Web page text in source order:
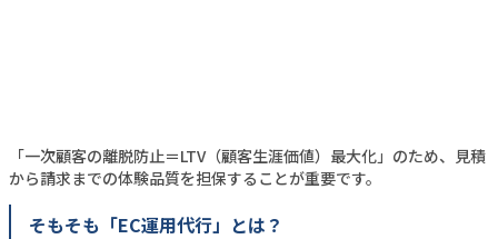
「一次顧客の離脱防止＝LTV（顧客生涯価値）最大化」のため、見積
から請求までの体験品質を担保することが重要です。
そもそも「EC運用代行」とは？